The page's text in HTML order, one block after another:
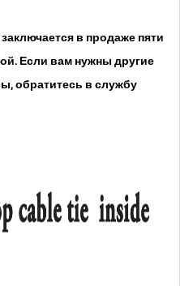
в продаже пяти
Если вам нужны другие
обратитесь в службу